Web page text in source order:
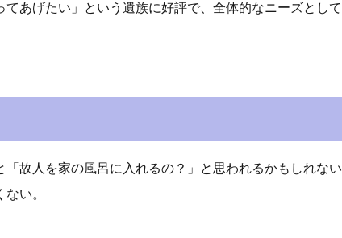
てあげたい」という遺族に好評で、全体的なニーズとし
故人を家の風呂に入れるの？」と思われるかもしれな
い。